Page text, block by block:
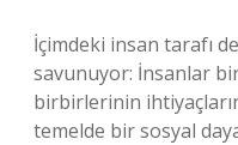
İçimdeki insan tarafı
savunuyor: İnsanlar
birbirlerinin
temelde bir sosyal